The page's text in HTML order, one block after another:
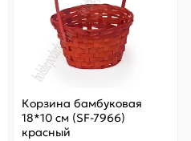
Корзина бамбуковая
18*10 см (SF-7966)
красный